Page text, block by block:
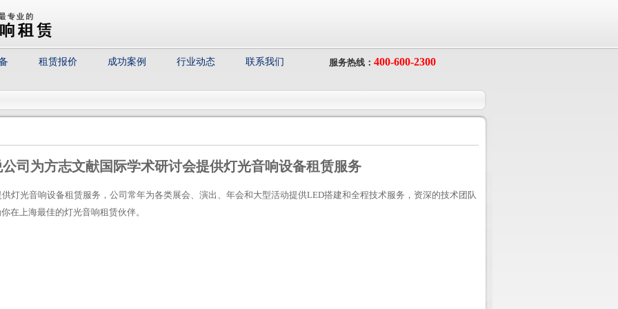
租赁报价 成功案例 行业动态 联系我们 服务热线： 400-600-2300
司为方志文献国际学术研讨会提供灯光音响设备租赁服务
灯光音响设备租赁服务，公司常年为各类展会、演出、年会和大型活动提供LED搭建和全程技术服务，资深的技术团队
在上海最佳的灯光音响租赁伙伴。